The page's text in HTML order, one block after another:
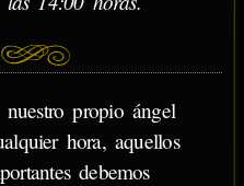
propio ángel
hora, aquellos
debemos